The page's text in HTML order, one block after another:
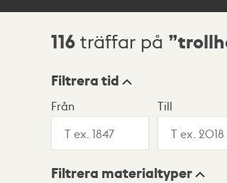
Sökresultat
116 träffar på
Visningsläge
Lista Karta
Filtrera tid
Från Till
Filtrera materialtyper